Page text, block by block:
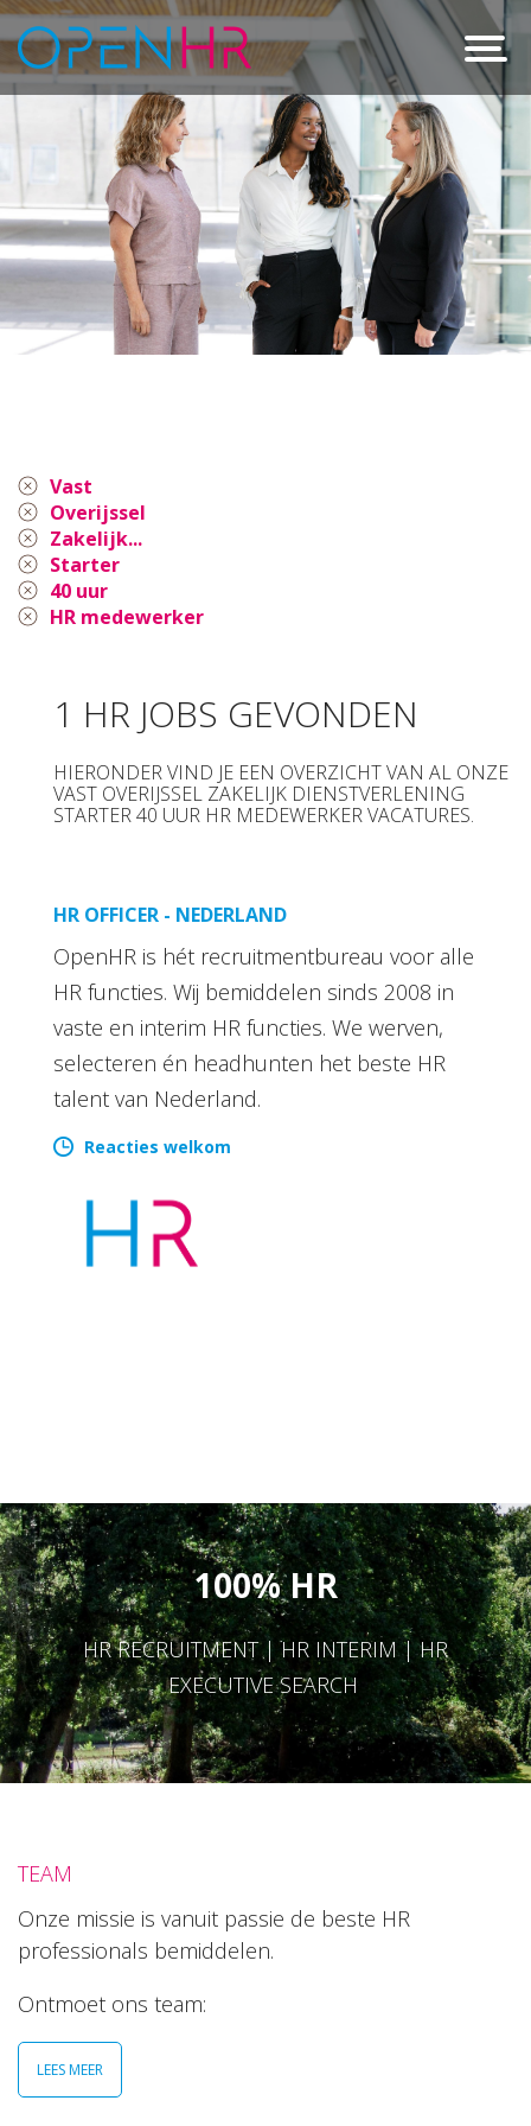
Vast
Overijssel
Zakelijk...
Starter
40 uur
HR medewerker
1 HR JOBS GEVONDEN
HIERONDER VIND JE EEN OVERZICHT VAN AL ONZE
VAST OVERIJSSEL ZAKELIJK DIENSTVERLENING
STARTER 40 UUR HR MEDEWERKER VACATURES.
HR OFFICER - NEDERLAND
OpenHR is hét recruitmentbureau voor alle
HR functies. Wij bemiddelen sinds 2008 in
vaste en interim HR functies. We werven,
selecteren én headhunten het beste HR
talent van Nederland.
Reacties welkom
100% HR
HR RECRUITMENT | HR INTERIM | HR
EXECUTIVE SEARCH
TEAM
Onze missie is vanuit passie de beste HR
professionals bemiddelen.
Ontmoet ons team:
LEES MEER